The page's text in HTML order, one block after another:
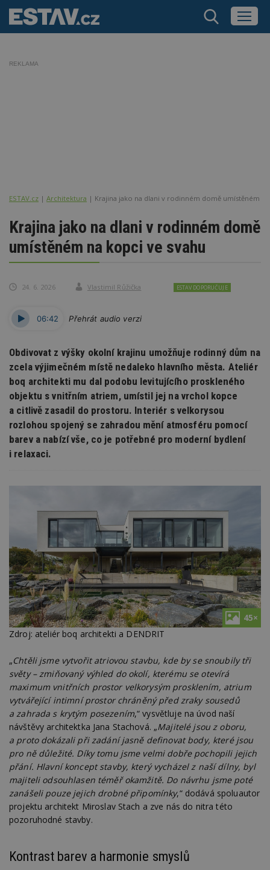
REKLAMA
ESTAV.cz Architektura Krajina jako na dlani v rodinném domě umístěném
Krajina jako na dlani v rodinném domě
umístěném na kopci ve svahu
24. 6. 2026 Vlastimil Růžička ESTAV DOPORUČUJE
06:42 Přehrát audio verzi
Obdivovat z výšky okolní krajinu umožňuje rodinný dům na
zcela výjimečném místě nedaleko hlavního města. Ateliér
boq architekti mu dal podobu levitujícího proskleného
objektu s vnitřním atriem, umístil jej na vrchol kopce
a citlivě zasadil do prostoru. Interiér s velkorysou
rozlohou spojený se zahradou mění atmosféru pomocí
barev a nabízí vše, co je potřebné pro moderní bydlení
i relaxaci.
45×
Zdroj: ateliér boq architekti a DENDRIT
„Chtěli jsme vytvořit atriovou stavbu, kde by se snoubily tři
světy – zmiňovaný výhled do okolí, kterému se otevírá
maximum vnitřních prostor velkorysým prosklením, atrium
vytvářející intimní prostor chráněný před zraky sousedů
a zahrada s krytým posezením,“ vysvětluje na úvod naší
návštěvy architektka Jana Stachová. „Majitelé jsou z oboru,
a proto dokázali při zadání jasně definovat body, které jsou
pro ně důležité. Díky tomu jsme velmi dobře pochopili jejich
přání. Hlavní koncept stavby, který vycházel z naší dílny, byl
majiteli odsouhlasen téměř okamžitě. Do návrhu jsme poté
zanášeli pouze jejich drobné připomínky,“ dodává spoluautor
projektu architekt Miroslav Stach a zve nás do nitra této
pozoruhodné stavby.
Kontrast barev a harmonie smyslů